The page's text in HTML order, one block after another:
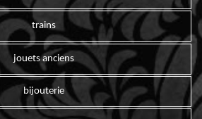
trains
jouets anciens
bijouterie